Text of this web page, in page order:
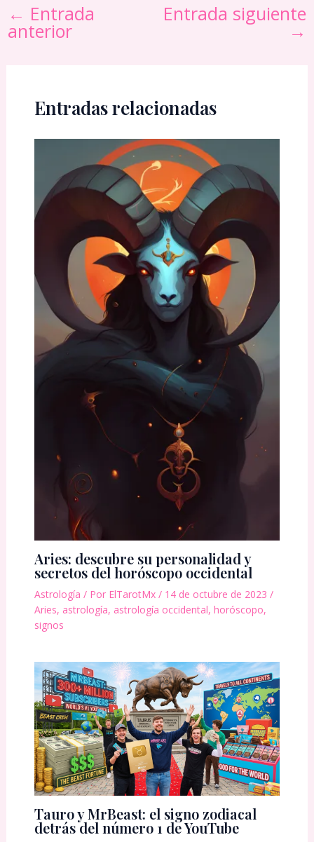
← Entrada
anterior
Entrada siguiente
→
Entradas relacionadas
Aries: descubre su personalidad y
secretos del horóscopo occidental
Astrología / Por ElTarotMx / 14 de octubre de 2023 /
Aries, astrología, astrología occidental, horóscopo,
signos
Tauro y MrBeast: el signo zodiacal
detrás del número 1 de YouTube